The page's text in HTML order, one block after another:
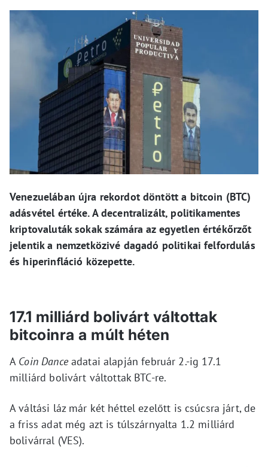
Venezuelában újra rekordot döntött a bitcoin (BTC)
adásvétel értéke. A decentralizált, politikamentes
kriptovaluták sokak számára az egyetlen értékőrzőt
jelentik a nemzetközivé dagadó politikai felfordulás
és hiperinfláció közepette.
17.1 milliárd bolivárt váltottak
bitcoinra a múlt héten
A Coin Danceadatai alapján február 2.-ig 17.1
milliárd bolivárt váltottak BTC-re.
A váltási láz már két héttel ezelőtt is csúcsra járt, de
a friss adat még azt is túlszárnyalta 1.2 milliárd
bolivárral (VES).